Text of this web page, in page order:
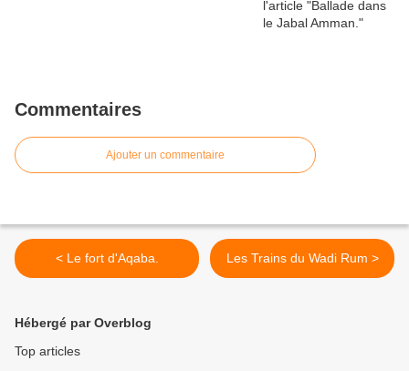
Commentaires
Ajouter un commentaire
< Le fort d'Aqaba. Les Trains du Wadi Rum >
Hébergé par Overblog
Top articles